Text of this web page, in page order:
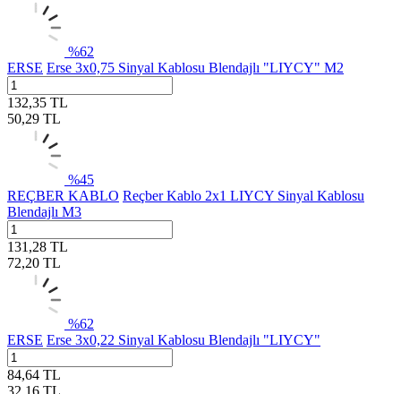
%62
ERSE Erse 3x0,75 Sinyal Kablosu Blendajlı "LIYCY" M2
132,35 TL
50,29 TL
%45
REÇBER KABLO Reçber Kablo 2x1 LIYCY Sinyal Kablosu
Blendajlı M3
131,28 TL
72,20 TL
%62
ERSE Erse 3x0,22 Sinyal Kablosu Blendajlı "LIYCY"
84,64 TL
32,16 TL